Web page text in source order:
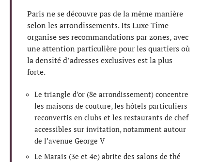
Paris ne se découvre pas de la même manière
selon les arrondissements. Its Luxe Time
organise ses recommandations par zones, avec
une attention particulière pour les quartiers où
la densité d’adresses exclusives est la plus
forte.
Le triangle d’or (8e arrondissement) concentre
les maisons de couture, les hôtels particuliers
reconvertis en clubs et les restaurants de chef
accessibles sur invitation, notamment autour
de l’avenue George V
Le Marais (3e et 4e) abrite des salons de thé